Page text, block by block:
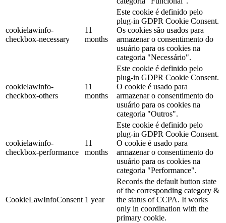
cookielawinfo-
checkbox-necessary
11
months
Este cookie é definido pelo
plug-in GDPR Cookie Consent.
Os cookies são usados para
armazenar o consentimento do
usuário para os cookies na
categoria "Necessário".
cookielawinfo-
checkbox-others
11
months
Este cookie é definido pelo
plug-in GDPR Cookie Consent.
O cookie é usado para
armazenar o consentimento do
usuário para os cookies na
categoria "Outros".
cookielawinfo-
checkbox-performance
11
months
Este cookie é definido pelo
plug-in GDPR Cookie Consent.
O cookie é usado para
armazenar o consentimento do
usuário para os cookies na
categoria "Performance".
CookieLawInfoConsent 1 year
Records the default button state
of the corresponding category &
the status of CCPA. It works
only in coordination with the
primary cookie.